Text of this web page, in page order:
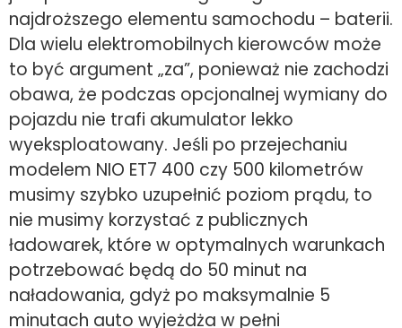
najdroższego elementu samochodu – baterii.
Dla wielu elektromobilnych kierowców może
to być argument „za”, ponieważ nie zachodzi
obawa, że podczas opcjonalnej wymiany do
pojazdu nie trafi akumulator lekko
wyeksploatowany. Jeśli po przejechaniu
modelem NIO ET7 400 czy 500 kilometrów
musimy szybko uzupełnić poziom prądu, to
nie musimy korzystać z publicznych
ładowarek, które w optymalnych warunkach
potrzebować będą do 50 minut na
naładowania, gdyż po maksymalnie 5
minutach auto wyjeżdża w pełni